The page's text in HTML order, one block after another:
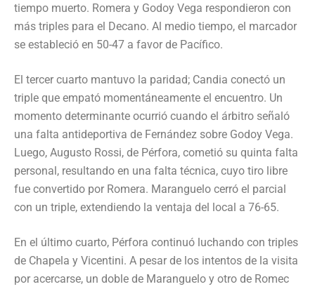
tiempo muerto. Romera y Godoy Vega respondieron con
más triples para el Decano. Al medio tiempo, el marcador
se estableció en 50-47 a favor de Pacífico.
El tercer cuarto mantuvo la paridad; Candia conectó un
triple que empató momentáneamente el encuentro. Un
momento determinante ocurrió cuando el árbitro señaló
una falta antideportiva de Fernández sobre Godoy Vega.
Luego, Augusto Rossi, de Pérfora, cometió su quinta falta
personal, resultando en una falta técnica, cuyo tiro libre
fue convertido por Romera. Maranguelo cerró el parcial
con un triple, extendiendo la ventaja del local a 76-65.
En el último cuarto, Pérfora continuó luchando con triples
de Chapela y Vicentini. A pesar de los intentos de la visita
por acercarse, un doble de Maranguelo y otro de Romec